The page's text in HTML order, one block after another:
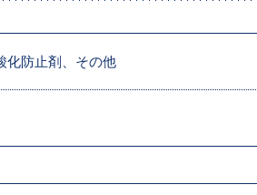
化防止剤、その他